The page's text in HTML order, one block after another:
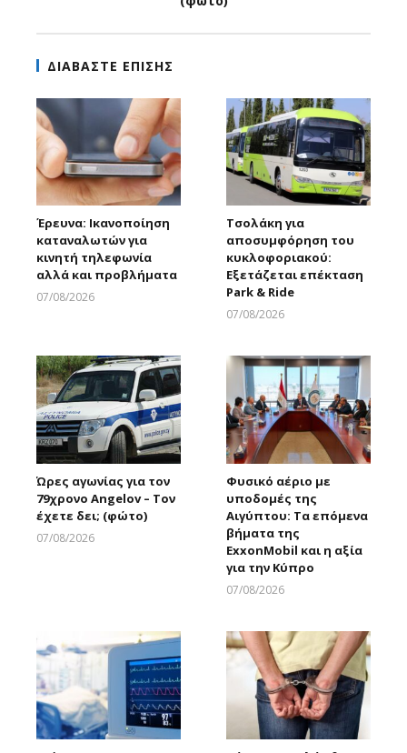
ΔΙΑΒΑΣΤΕ ΕΠΙΣΗΣ
Έρευνα: Ικανοποίηση
καταναλωτών για
κινητή τηλεφωνία
αλλά και προβλήματα
07/08/2026
Τσολάκη για
αποσυμφόρηση του
κυκλοφοριακού:
Εξετάζεται επέκταση
Park & Ride
07/08/2026
Ώρες αγωνίας για τον
79χρονο Angelov – Τον
έχετε δει; (φώτο)
07/08/2026
Φυσικό αέριο με
υποδομές της
Αιγύπτου: Τα επόμενα
βήματα της
ExxonMobil και η αξία
για την Κύπρο
07/08/2026